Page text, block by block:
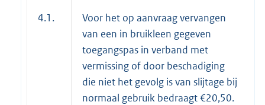
4.1.
Voor het op aanvraag vervangen
van een in bruikleen gegeven
toegangspas in verband met
vermissing of door beschadiging
die niet het gevolg is van slijtage bij
normaal gebruik bedraagt €20,50.